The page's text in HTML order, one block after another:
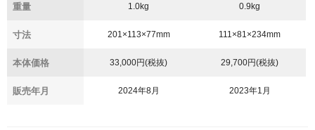
重量 1.0kg 0.9kg
寸法 201×113×77mm 111×81×234mm
本体価格 33,000円(税抜) 29,700円(税抜)
販売年月 2024年8月 2023年1月